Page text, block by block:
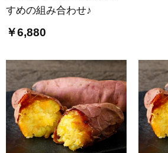
すめの組み合わせ♪
￥6,880